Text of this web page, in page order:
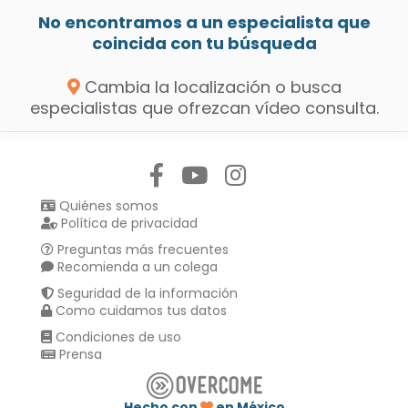
No encontramos a un especialista que
coincida con tu búsqueda
Cambia la localización o busca
especialistas que ofrezcan vídeo consulta.
Quiénes somos
Política de privacidad
Preguntas más frecuentes
Recomienda a un colega
Seguridad de la información
Como cuidamos tus datos
Condiciones de uso
Prensa